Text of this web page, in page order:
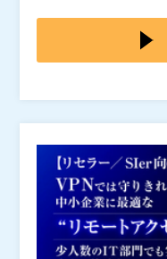
感が、そのまま作業
に2画面構成での作
確認に時間がかかる
にズレてカットや演
トでの制作をあきら
るを得なくなる、と
ゲームや映画などの
ものがクオリティを
的になりがちです。
本セミナーでは、
けて、遅延を極限ま
ト制作環境を実現